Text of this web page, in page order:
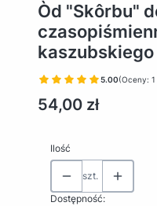
Òd "Skôrbu"
kaszubskiego
5.00(Oceny: 1
Cena
54,00 zł
Ilość
szt.
Dostępność: